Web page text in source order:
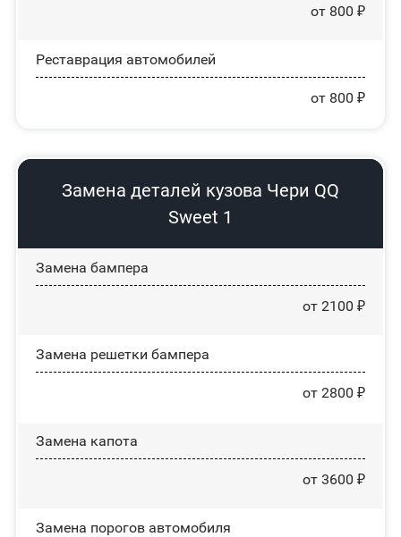
от 800 ₽
Реставрация автомобилей
от 800 ₽
Замена деталей кузова Чери QQ
Sweet 1
Замена бампера
от 2100 ₽
Замена решетки бампера
от 2800 ₽
Замена капота
от 3600 ₽
Замена порогов автомобиля